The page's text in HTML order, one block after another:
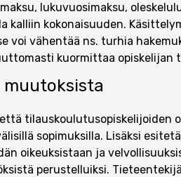
lukuvuosimaksu,
kokonaisuuden.
voi vähentää ns. turhia
kuormittaa opiskelijan
muutoksista
tilauskoulutusopiskelijoiden
sopimuksilla. Lisäksi
oikeuksistaan ja
perustelluiksi.